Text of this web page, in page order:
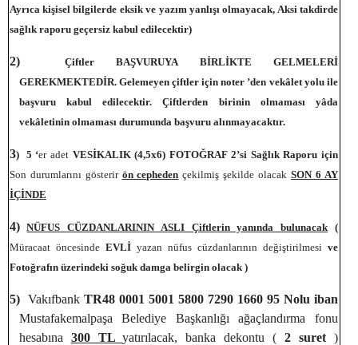
Ayrıca kişisel bilgilerde eksik ve yazım yanlışı olmayacak, Aksi takdirde
sağlık raporu geçersiz kabul edilecektir)
2)
Çiftler BAŞVURUYA BİRLİKTE GELMELERİ
GEREKMEKTEDİR. Gelemeyen çiftler için noter ’den vekâlet yolu ile
başvuru kabul edilecektir. Çiftlerden birinin olmaması yâda
vekâletinin olmaması durumunda başvuru alınmayacaktır.
3) 5 ‘er adet VESİKALIK (4,5x6) FOTOĞRAF 2’si Sağlık Raporu için
Son durumlarını gösterir ön cepheden çekilmiş şekilde olacakSON 6 AY
İÇİNDE
4) NÜFUS CÜZDANLARININ ASLI Çiftlerin yanında bulunacak (
Müracaat öncesinde EVLİyazan nüfus cüzdanlarının değiştirilmesi ve
Fotoğrafın üzerindeki soğuk damga belirgin olacak )
5) VakıfbankTR48 0001 5001 5800 7290 1660 95 Nolu iban
Mustafakemalpaşa Belediye Başkanlığı ağaçlandırma fonu
hesabına 300 TLyatırılacak, banka dekontu (2 suret )